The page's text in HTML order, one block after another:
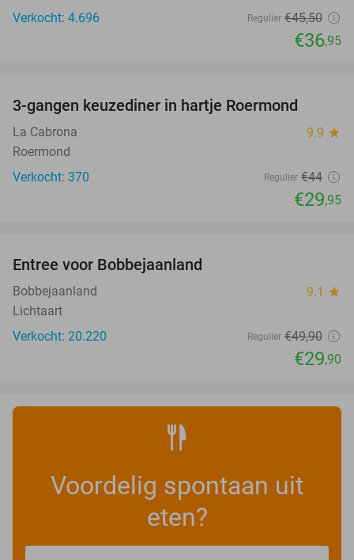
Verkocht: 4.696
Regulier €45,50
€36,95
3-gangen keuzediner in hartje Roermond
La Cabrona 9.9 star
Roermond
Verkocht: 370
Regulier €44
€29,95
Entree voor Bobbejaanland
Bobbejaanland 9.1 star
Lichtaart
Verkocht: 20.220
Regulier €49,90
€29,90
Voordelig spontaan uit
eten?